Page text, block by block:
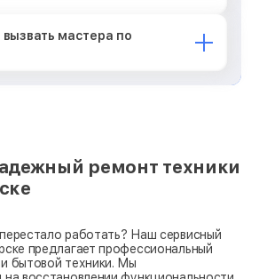
вызвать мастера по
ремонт техники
работать? Наш сервисный
предлагает профессиональный
бытовой техники. Мы